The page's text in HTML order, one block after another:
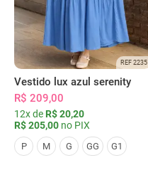
REF 2235
Vestido lux azul serenity
R$ 209,00
12x de R$ 20,20
R$ 205,00 no PIX
P M G GG G1